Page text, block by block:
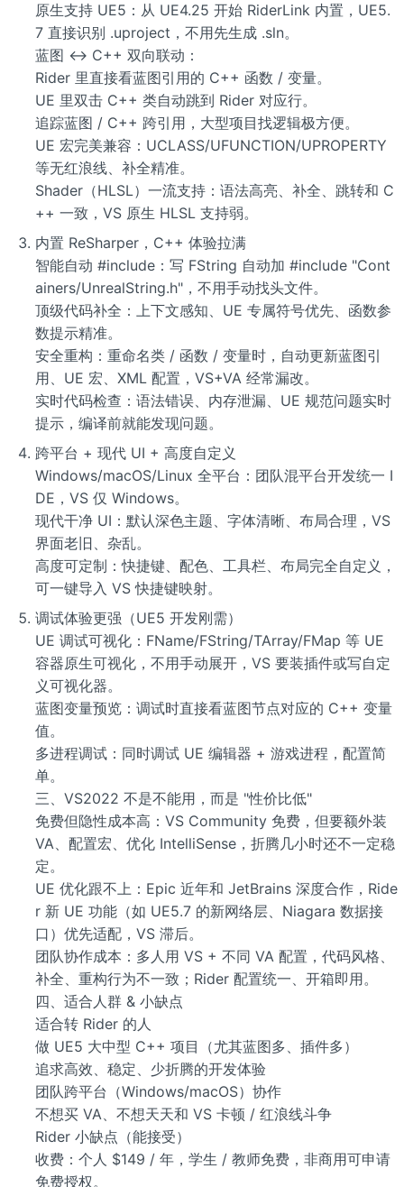
原生支持 UE5：从 UE4.25 开始 RiderLink 内置，UE5.
7 直接识别 .uproject，不用先生成 .sln。
蓝图 ↔ C++ 双向联动：
Rider 里直接看蓝图引用的 C++ 函数 / 变量。
UE 里双击 C++ 类自动跳到 Rider 对应行。
追踪蓝图 / C++ 跨引用，大型项目找逻辑极方便。
UE 宏完美兼容：UCLASS/UFUNCTION/UPROPERTY
等无红浪线、补全精准。
Shader（HLSL）一流支持：语法高亮、补全、跳转和 C
++ 一致，VS 原生 HLSL 支持弱。
内置 ReSharper，C++ 体验拉满
智能自动 #include：写 FString 自动加 #include "Cont
ainers/UnrealString.h"，不用手动找头文件。
顶级代码补全：上下文感知、UE 专属符号优先、函数参
数提示精准。
安全重构：重命名类 / 函数 / 变量时，自动更新蓝图引
用、UE 宏、XML 配置，VS+VA 经常漏改。
实时代码检查：语法错误、内存泄漏、UE 规范问题实时
提示，编译前就能发现问题。
跨平台 + 现代 UI + 高度自定义
Windows/macOS/Linux 全平台：团队混平台开发统一 I
DE，VS 仅 Windows。
现代干净 UI：默认深色主题、字体清晰、布局合理，VS
界面老旧、杂乱。
高度可定制：快捷键、配色、工具栏、布局完全自定义，
可一键导入 VS 快捷键映射。
调试体验更强（UE5 开发刚需）
UE 调试可视化：FName/FString/TArray/FMap 等 UE
容器原生可视化，不用手动展开，VS 要装插件或写自定
义可视化器。
蓝图变量预览：调试时直接看蓝图节点对应的 C++ 变量
值。
多进程调试：同时调试 UE 编辑器 + 游戏进程，配置简
单。
三、VS2022 不是不能用，而是 "性价比低"
免费但隐性成本高：VS Community 免费，但要额外装
VA、配置宏、优化 IntelliSense，折腾几小时还不一定稳
定。
UE 优化跟不上：Epic 近年和 JetBrains 深度合作，Ride
r 新 UE 功能（如 UE5.7 的新网络层、Niagara 数据接
口）优先适配，VS 滞后。
团队协作成本：多人用 VS + 不同 VA 配置，代码风格、
补全、重构行为不一致；Rider 配置统一、开箱即用。
四、适合人群 & 小缺点
适合转 Rider 的人
做 UE5 大中型 C++ 项目（尤其蓝图多、插件多）
追求高效、稳定、少折腾的开发体验
团队跨平台（Windows/macOS）协作
不想买 VA、不想天天和 VS 卡顿 / 红浪线斗争
Rider 小缺点（能接受）
收费：个人 $149 / 年，学生 / 教师免费，非商用可申请
免费授权。